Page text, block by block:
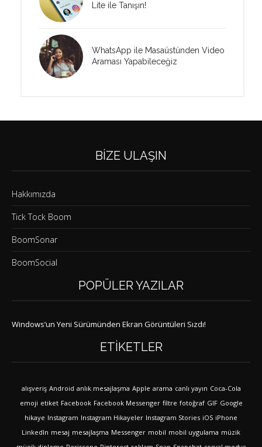
Lite ile Tanışın!
WhatsApp ile Masaüstünden Video
Araması Yapabileceğiz
BIZE ULAŞIN
Hakkımızda
Tick Tock Boom
BoomSonar
BoomSocial
POPÜLER YAZILAR
Windows’un Yeni Sürümünden Ekran Görüntüleri Sızdı!
ETIKETLER
alışveriş Android anlık mesajlaşma Apple arama canlı yayın Coca-Cola
emoji etiket Facebook Facebook Messenger filtre fotoğraf GIF Google
hikaye Instagram Instagram Hikayeler Instagram Stories iOS iPhone
LinkedIn mesaj mesajlaşma Messenger mobil mobil uygulama müzik